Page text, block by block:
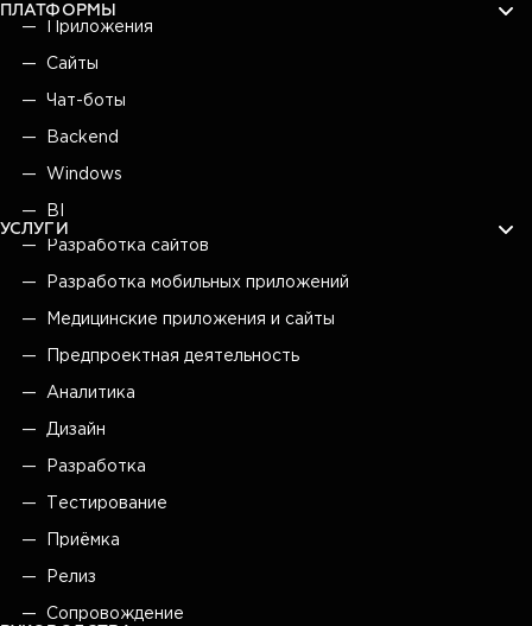
ПЛАТФОРМЫ
Приложения
Сайты
Чат-боты
Backend
Windows
BI
УСЛУГИ
Разработка сайтов
Разработка мобильных приложений
Медицинские приложения и сайты
Предпроектная деятельность
Аналитика
Дизайн
Разработка
Тестирование
Приёмка
Релиз
Сопровождение